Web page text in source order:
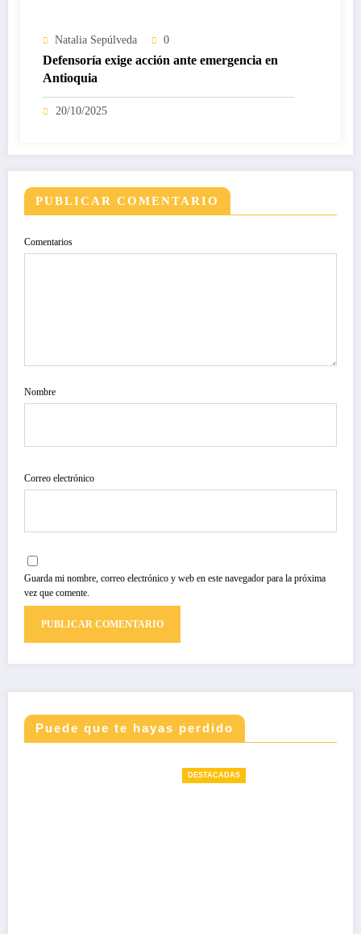
Natalia Sepúlveda 0
Defensoría exige acción ante emergencia en
Antioquia
20/10/2025
PUBLICAR COMENTARIO
Comentarios
Nombre
Correo electrónico
Guarda mi nombre, correo electrónico y web en este navegador para la próxima
vez que comente.
Puede que te hayas perdido